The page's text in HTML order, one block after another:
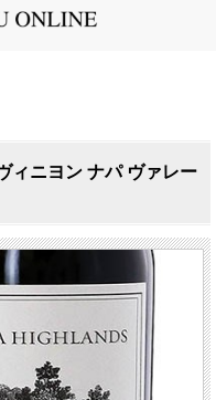
ィニヨン ナパ ヴァレー